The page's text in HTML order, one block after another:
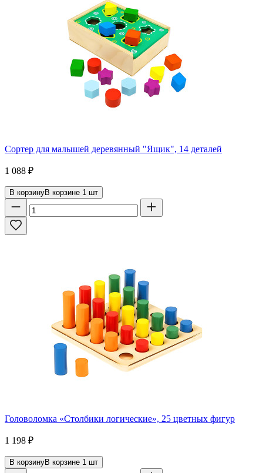
Сортер для малышей деревянный "Ящик", 14 деталей
1 088 ₽
В корзинуВ корзине 1 шт
Головоломка «Столбики логические», 25 цветных фигур
1 198 ₽
В корзинуВ корзине 1 шт